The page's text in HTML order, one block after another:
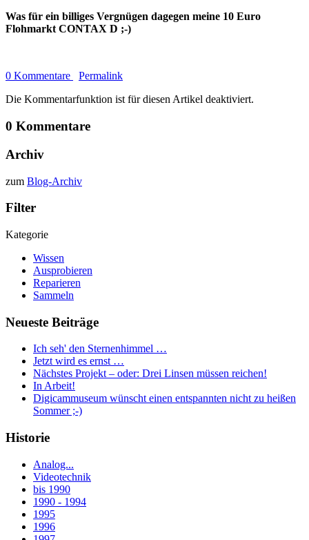
Was für ein billiges Vergnügen dagegen meine 10 Euro
Flohmarkt CONTAX D ;-)
0 Kommentare
Permalink
Die Kommentarfunktion ist für diesen Artikel deaktiviert.
0 Kommentare
Archiv
zum Blog-Archiv
Filter
Kategorie
Wissen
Ausprobieren
Reparieren
Sammeln
Neueste Beiträge
Ich seh' den Sternenhimmel …
Jetzt wird es ernst …
Nächstes Projekt – oder: Drei Linsen müssen reichen!
In Arbeit!
Digicammuseum wünscht einen entspannten nicht zu heißen
Sommer ;-)
Historie
Analog...
Videotechnik
bis 1990
1990 - 1994
1995
1996